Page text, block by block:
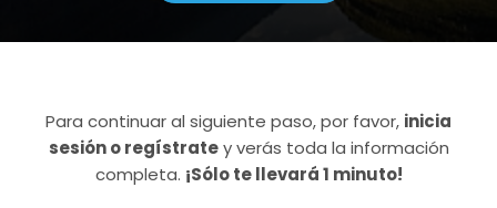
Para continuar al siguiente paso, por favor, inicia
sesión o regístratey verás toda la información
completa. ¡Sólo te llevará 1 minuto!